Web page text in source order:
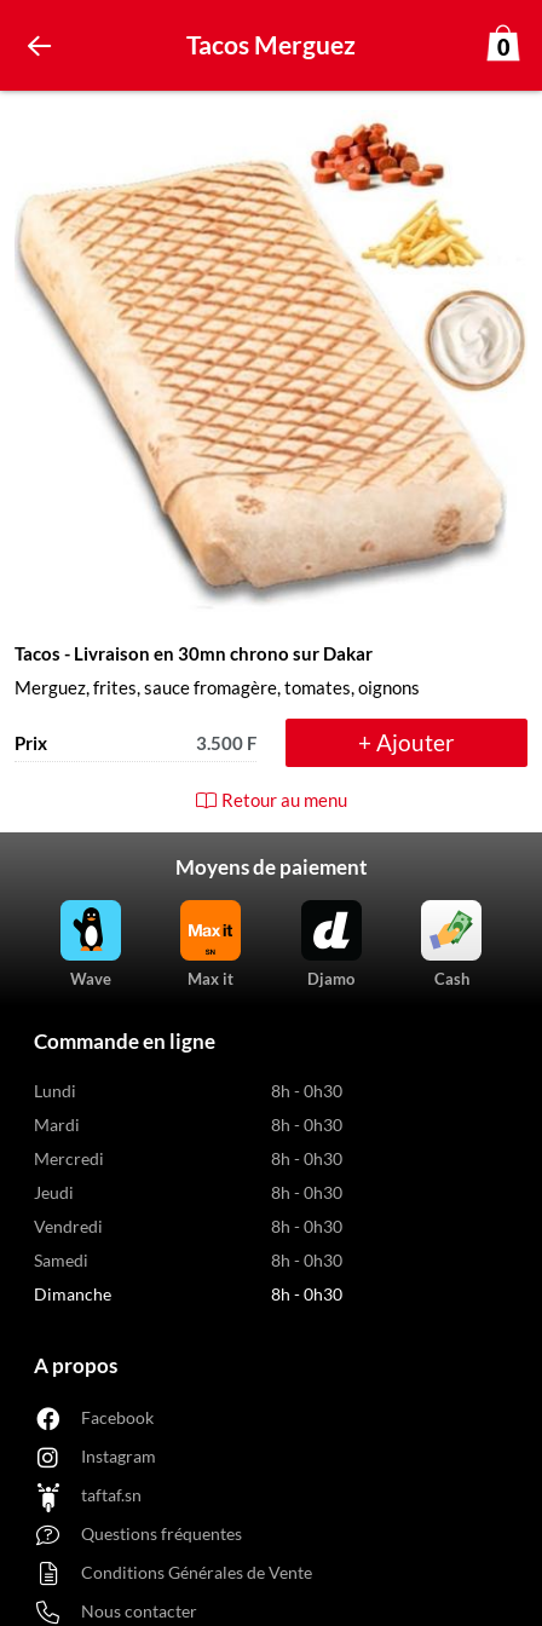
Tacos Merguez 0
Tacos - Livraison en 30mn chrono sur Dakar
Merguez, frites, sauce fromagère, tomates, oignons
Prix 3.500 F + Ajouter
Retour au menu
Moyens de paiement
Wave Max it Djamo Cash
Commande en ligne
Lundi
8h - 0h30
Mardi
8h - 0h30
Mercredi
8h - 0h30
Jeudi
8h - 0h30
Vendredi
8h - 0h30
Samedi
8h - 0h30
Dimanche
8h - 0h30
A propos
Facebook
Instagram
taftaf.sn
Questions fréquentes
Conditions Générales de Vente
Nous contacter